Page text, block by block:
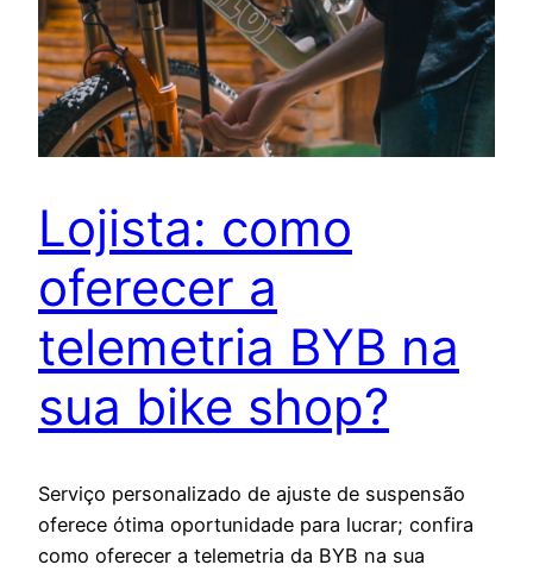
Lojista: como
oferecer a
telemetria BYB na
sua bike shop?
Serviço personalizado de ajuste de suspensão
oferece ótima oportunidade para lucrar; confira
como oferecer a telemetria da BYB na sua